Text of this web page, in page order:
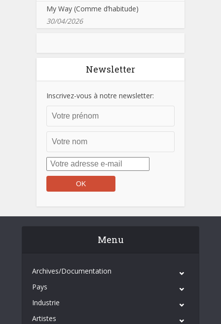
My Way (Comme d’habitude)
30/04/2026
Newsletter
Inscrivez-vous à notre newsletter:
Menu
Archives/Documentation
Pays
Industrie
Artistes